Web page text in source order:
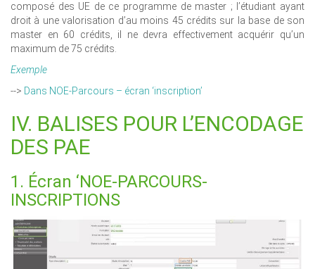
composé des UE de ce programme de master ; l’étudiant ayant
droit à une valorisation d’au moins 45 crédits sur la base de son
master en 60 crédits, il ne devra effectivement acquérir qu’un
maximum de 75 crédits.
Exemple
--> Dans NOE-Parcours – écran ‘inscription’
IV. BALISES POUR L’ENCODAGE
DES PAE
1. Écran ‘NOE-PARCOURS-
INSCRIPTIONS